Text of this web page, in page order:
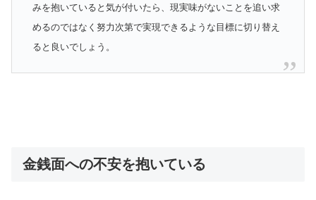
みを抱いていると気が付いたら、現実味がないことを追い求
めるのではなく努力次第で実現できるような目標に切り替え
ると良いでしょう。
金銭面への不安を抱いている